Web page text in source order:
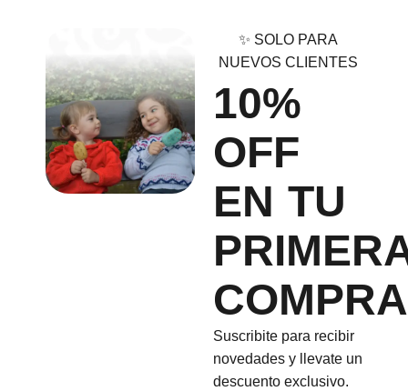
✨ SOLO PARA
NUEVOS CLIENTES
10%
OFF
EN TU
COMPRA
Suscribite para recibir
novedades y llevate un
descuento exclusivo.